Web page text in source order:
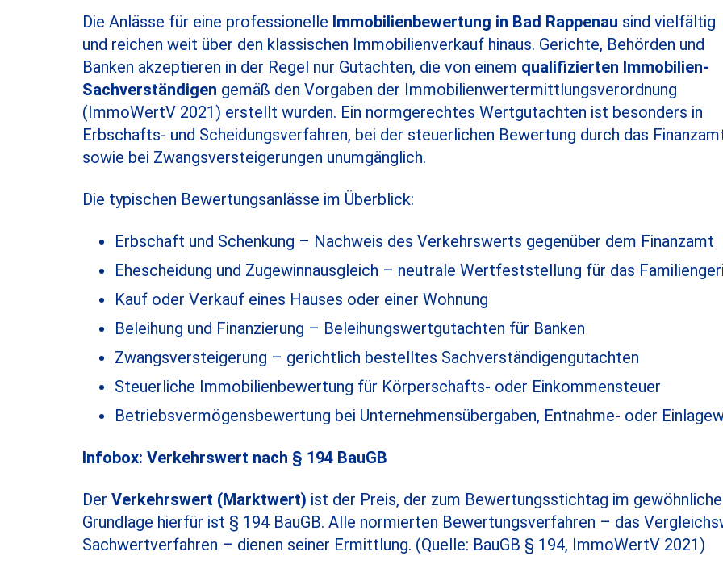
Die Anlässe für eine professionelle Immobilienbewertung in Bad Rappenau sind vielfältig
und reichen weit über den klassischen Immobilienverkauf hinaus. Gerichte, Behörden und
Banken akzeptieren in der Regel nur Gutachten, die von einem qualifizierten Immobilien-
Sachverständigen gemäß den Vorgaben der Immobilienwertermittlungsverordnung
(ImmoWertV 2021) erstellt wurden. Ein normgerechtes Wertgutachten ist besonders in
Erbschafts- und Scheidungsverfahren, bei der steuerlichen Bewertung durch das
sowie bei Zwangsversteigerungen unumgänglich.
Die typischen Bewertungsanlässe im Überblick:
Erbschaft und Schenkung – Nachweis des Verkehrswerts gegenüber dem Finanzamt
Ehescheidung und Zugewinnausgleich – neutrale Wertfeststellung für das
Kauf oder Verkauf eines Hauses oder einer Wohnung
Beleihung und Finanzierung – Beleihungswertgutachten für Banken
Zwangsversteigerung – gerichtlich bestelltes Sachverständigengutachten
Steuerliche Immobilienbewertung für Körperschafts- oder Einkommensteuer
Betriebsvermögensbewertung bei Unternehmensübergaben, Entnahme- oder
Infobox: Verkehrswert nach § 194 BauGB
Der Verkehrswert (Marktwert) ist der Preis, der zum Bewertungsstichtag im
Grundlage hierfür ist § 194 BauGB. Alle normierten Bewertungsverfahren – das
Sachwertverfahren – dienen seiner Ermittlung. (Quelle: BauGB § 194, ImmoWertV 2021)